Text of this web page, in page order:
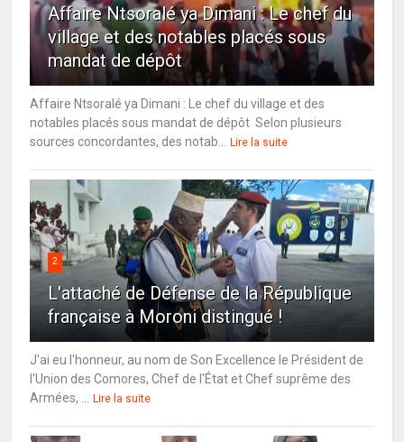
Affaire Ntsoralé ya Dimani : Le chef du
village et des notables placés sous
mandat de dépôt
Affaire Ntsoralé ya Dimani : Le chef du village et des
notables placés sous mandat de dépôt Selon plusieurs
sources concordantes, des notab...
Lire la suite
2
L'attaché de Défense de la République
française à Moroni distingué !
J'ai eu l'honneur, au nom de Son Excellence le Président de
l'Union des Comores, Chef de l'État et Chef suprême des
Armées, ...
Lire la suite